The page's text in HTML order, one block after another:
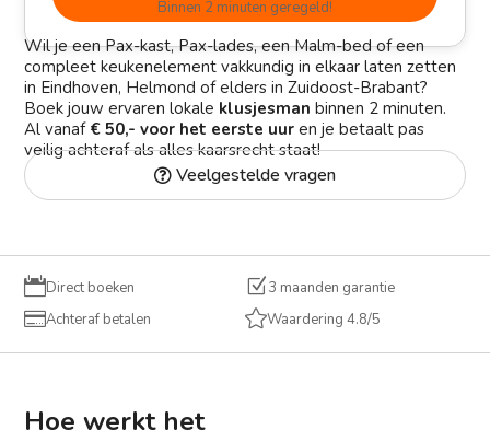
Binnen 2 minuten geregeld!
Wil je een Pax-kast, Pax-lades, een Malm-bed of een
compleet keukenelement vakkundig in elkaar laten zetten
in Eindhoven, Helmond of elders in Zuidoost-Brabant?
Boek jouw ervaren lokale klusjesman binnen 2 minuten.
Al vanaf € 50,- voor het eerste uur en je betaalt pas
veilig achteraf als alles kaarsrecht staat!
Veelgestelde vragen
Direct boeken Z3 maanden garantie
Achteraf betalen Waardering 4.8/5
Hoe werkt het